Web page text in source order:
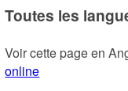
Toutes les
Voir cette page en
online